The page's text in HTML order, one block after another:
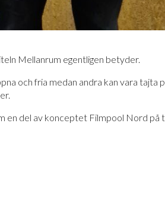
Mellanrum egentligen betyder.
och fria medan andra kan vara tajta
en del av konceptet Filmpool Nord